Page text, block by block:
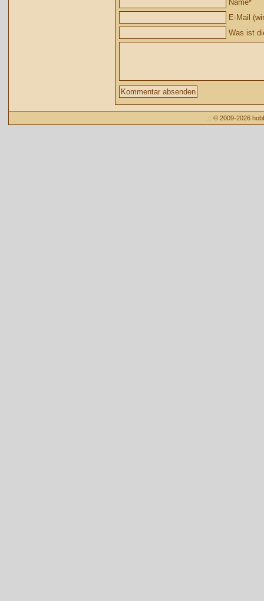
Name*
E-Mail
Was ist
.:: © 2009-2026